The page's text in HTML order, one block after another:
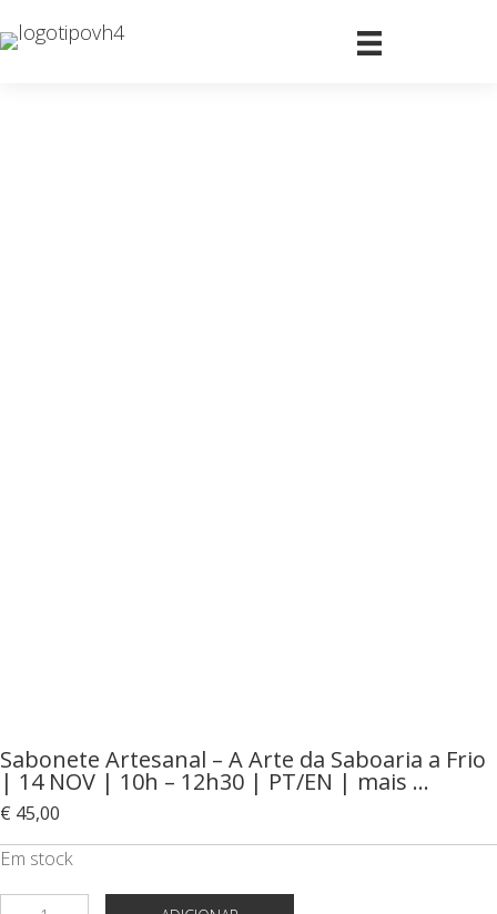
Sabonete Artesanal – A Arte da Saboaria a Frio
| 14 NOV | 10h – 12h30 | PT/EN | mais …
€ 45,00
Em stock
Quantidade